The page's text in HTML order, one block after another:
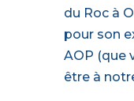
du Roc à
pour son
AOP (que
être à